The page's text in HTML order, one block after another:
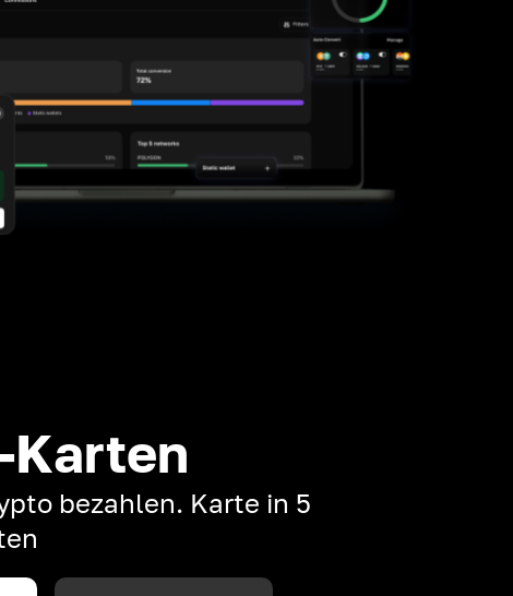
bezahlen. Karte in 5